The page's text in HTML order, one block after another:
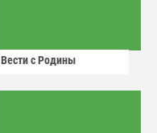
Вести с Родины